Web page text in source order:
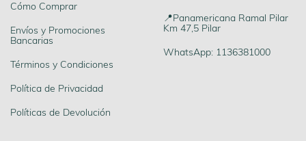
Cómo Comprar
Envíos y Promociones
Bancarias
Términos y Condiciones
Política de Privacidad
Políticas de Devolución
📍Panamericana Ramal Pilar
Km 47,5 Pilar
WhatsApp: 1136381000